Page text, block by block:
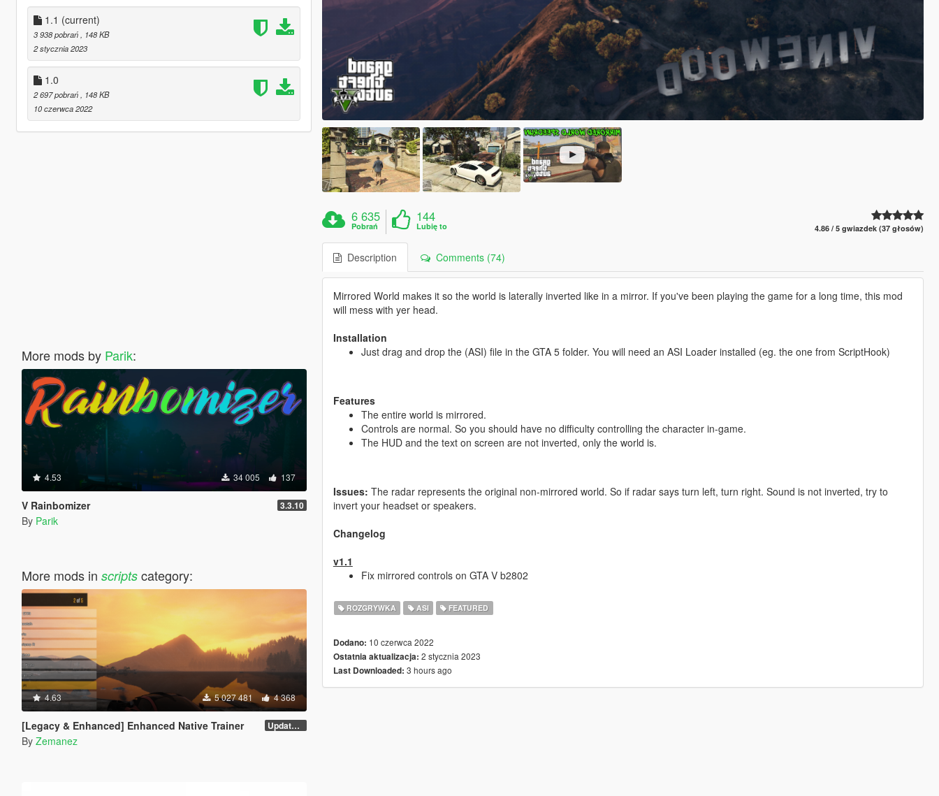
1.1 (current)
3 938 pobrań
, 148 KB
2 stycznia 2023
1.0
2 697 pobrań
, 148 KB
10 czerwca 2022
More mods by Parik:
4.53 34 005 137
V Rainbomizer 3.3.10
By Parik
More mods in scriptscategory:
4.63 5 027 481 4 368
[Legacy & Enhanced] Enhanced Native Trainer Update 58 - Hotfix
By Zemanez
6 635
Pobrań
144
Lubię to 4.86 / 5 gwiazdek (37 głosów)
Description Comments (74)
Mirrored World makes it so the world is laterally inverted like in a mirror. If you've been playing the game for a long time, this mod
will mess with yer head.
Installation
Just drag and drop the (ASI) file in the GTA 5 folder. You will need an ASI Loader installed (eg. the one from ScriptHook)
Features
The entire world is mirrored.
Controls are normal. So you should have no difficulty controlling the character in-game.
The HUD and the text on screen are not inverted, only the world is.
Issues: The radar represents the original non-mirrored world. So if radar says turn left, turn right. Sound is not inverted, try to
invert your headset or speakers.
Changelog
v1.1
Fix mirrored controls on GTA V b2802
ROZGRYWKA ASI FEATURED
Dodano: 10 czerwca 2022
Ostatnia aktualizacja: 2 stycznia 2023
Last Downloaded: 3 hours ago